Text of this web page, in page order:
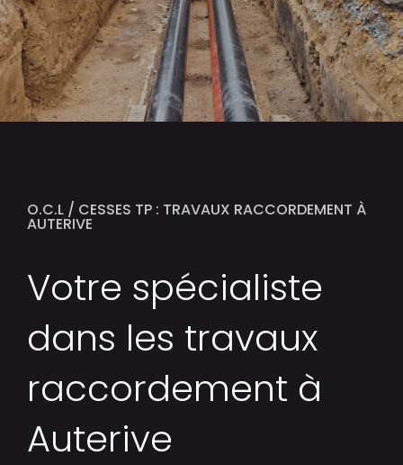
O.C.L / CESSES TP : TRAVAUX RACCORDEMENT À
AUTERIVE
Votre spécialiste
dans les travaux
raccordement à
Auterive